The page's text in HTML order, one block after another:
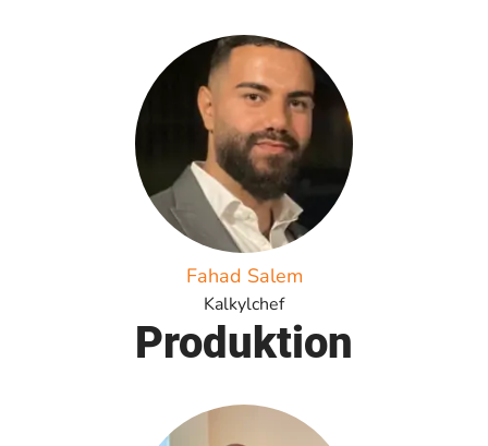
Fahad Salem
Kalkylchef
Produktion